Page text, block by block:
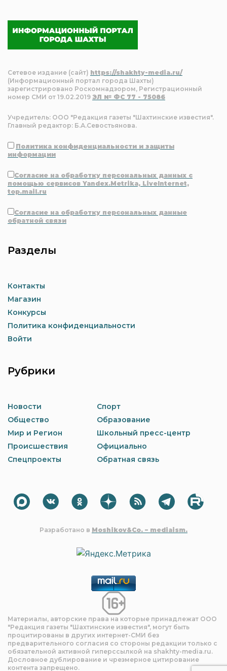
Сетевое издание (сайт) https://shakhty-media.ru/
(Информационный портал города Шахты)
зарегистрировано Роскомнадзором, Регистрационный
номер СМИ от 19.02.2019 ЭЛ № ФС 77 - 75086
Учредитель: ООО "Редакция газеты "Шахтинские известия".
Главный редактор: Б.А.Севостьянова.
Политика конфиденциальности и защиты
информации
Согласие на обработку персональных данных с
помощью сервисов Yandex.Metrika, LiveInternet,
top.mail.ru
Согласие на обработку персональных данные
обратной связи
Разделы
Контакты
Магазин
Конкурсы
Политика конфиденциальности
Войти
Рубрики
Новости
Общество
Мир и Регион
Происшествия
Спецпроекты
Спорт
Образование
Школьный пресс-центр
Официально
Обратная связь
Разработано в Moshikov&Co. – mediaism.
Материалы, авторские права на которые принадлежат OOO
"Редакция газеты "Шахтинские известия", могут быть
процитированы в других интернет-СМИ без
предварительного согласия со стороны редакции только с
обязательной активной гиперссылкой на shakhty-media.ru.
Дословное дублирование и чрезмерное цитирование
контента запрещено.